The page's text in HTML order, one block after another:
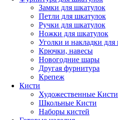
Замки для шкатулок
Петли для шкатулок
Ручки для шкатулок
Ножки для шкатулок
Уголки и накладки для
Крючки, навесы
Новогодние шары
Другая фурнитура
Крепеж
Кисти
Художественные Кисти
Школьные Кисти
Наборы кистей